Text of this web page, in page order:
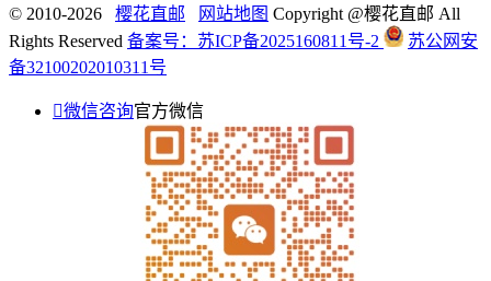
© 2010-2026 樱花直邮 网站地图 Copyright @樱花直邮 All
Rights Reserved 备案号：苏ICP备2025160811号-2
苏公网安
备32100202010311号
微信咨询官方微信